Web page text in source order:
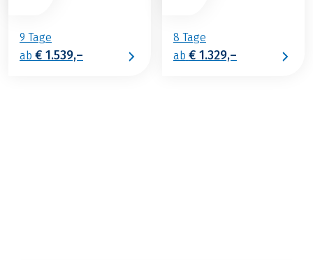
9 Tage
ab € 1.539,–
8 Tage
ab € 1.329,–